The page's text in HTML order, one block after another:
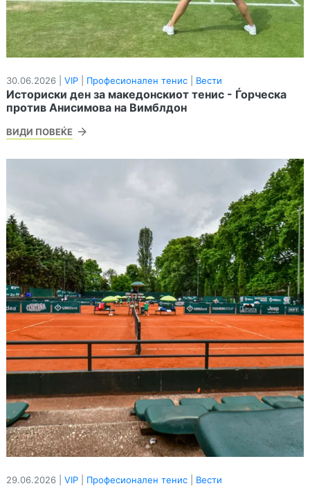
30.06.2026 | VIP Професионален тенис Вести
Историски ден за македонскиот тенис - Ѓорческа
против Анисимова на Вимблдон
ВИДИ ПОВЕЌЕ
29.06.2026 | VIP Професионален тенис Вести